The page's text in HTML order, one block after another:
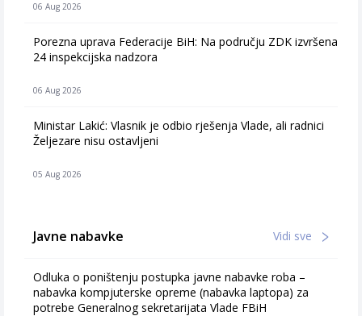
06 Aug 2026
Porezna uprava Federacije BiH: Na području ZDK izvršena
24 inspekcijska nadzora
06 Aug 2026
Ministar Lakić: Vlasnik je odbio rješenja Vlade, ali radnici
Željezare nisu ostavljeni
05 Aug 2026
Javne nabavke Vidi sve
Odluka o poništenju postupka javne nabavke roba –
nabavka kompjuterske opreme (nabavka laptopa) za
potrebe Generalnog sekretarijata Vlade FBiH